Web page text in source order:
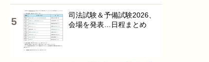
司法試験＆予備試験2026、
会場を発表…日程まとめ